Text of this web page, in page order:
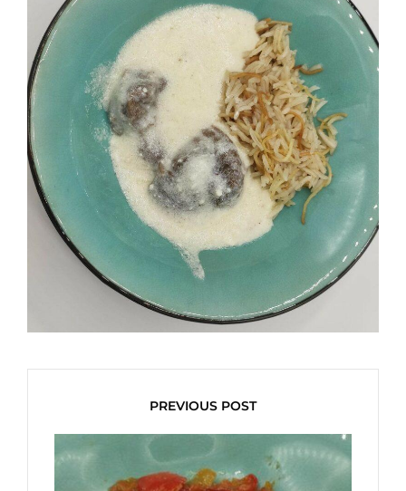
PREVIOUS POST